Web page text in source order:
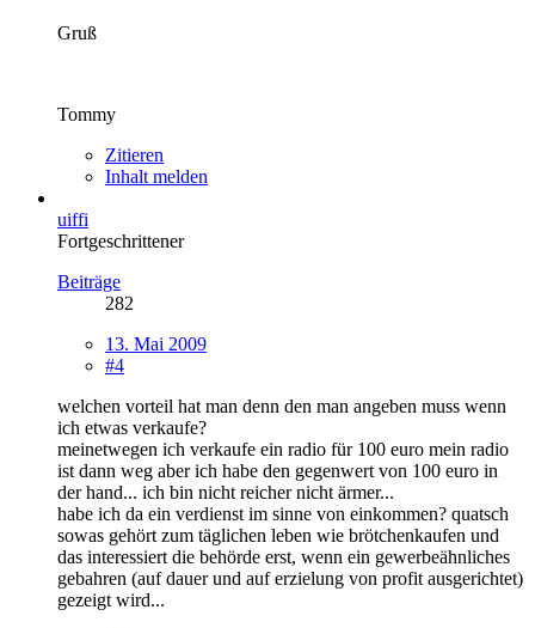
Gruß
Tommy
Zitieren
Inhalt melden
uiffi
Fortgeschrittener
Beiträge
282
13. Mai 2009
#4
welchen vorteil hat man denn den man angeben muss wenn
ich etwas verkaufe?
meinetwegen ich verkaufe ein radio für 100 euro mein radio
ist dann weg aber ich habe den gegenwert von 100 euro in
der hand... ich bin nicht reicher nicht ärmer...
habe ich da ein verdienst im sinne von einkommen? quatsch
sowas gehört zum täglichen leben wie brötchenkaufen und
das interessiert die behörde erst, wenn ein gewerbeähnliches
gebahren (auf dauer und auf erzielung von profit ausgerichtet)
gezeigt wird...